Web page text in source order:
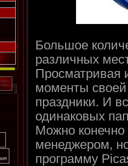
Большое
различных
Просматривая
моменты своей
праздники. И
одинаковых
Можно
менеджером,
программу